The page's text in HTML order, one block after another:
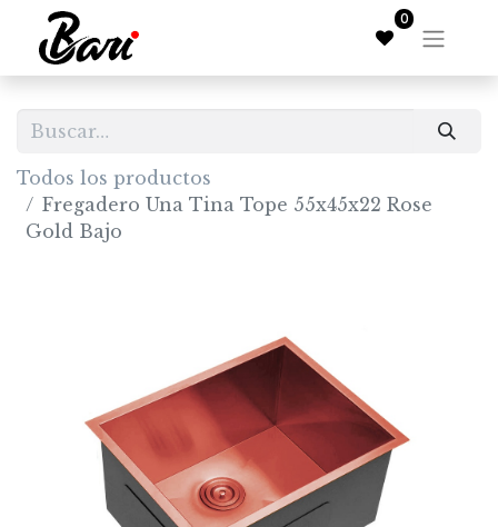
0
Todos los productos
Fregadero Una Tina Tope 55x45x22 Rose
Gold Bajo